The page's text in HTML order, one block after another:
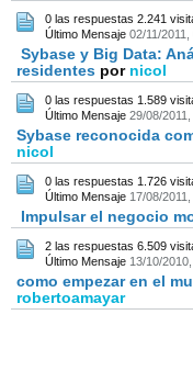
Sybase y Big Data:
residentes por nicol
0 las respuestas 2.241
Último Mensaje 02/11/
Sybase reconocida
nicol
0 las respuestas 1.589
Último Mensaje 29/08/
Impulsar el negocio
0 las respuestas 1.726
Último Mensaje 17/08/
como empezar en el
robertoamayar
2 las respuestas 6.509
Último Mensaje 13/10/